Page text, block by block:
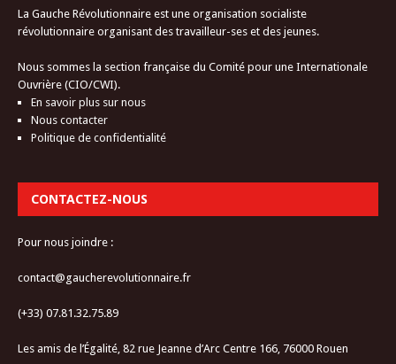
La Gauche Révolutionnaire est une organisation socialiste
révolutionnaire organisant des travailleur-ses et des jeunes.
Nous sommes la section française du Comité pour une Internationale
Ouvrière (CIO/CWI).
En savoir plus sur nous
Nous contacter
Politique de confidentialité
CONTACTEZ-NOUS
Pour nous joindre :
contact@gaucherevolutionnaire.fr
(+33) 07.81.32.75.89
Les amis de l’Égalité, 82 rue Jeanne d’Arc Centre 166, 76000 Rouen